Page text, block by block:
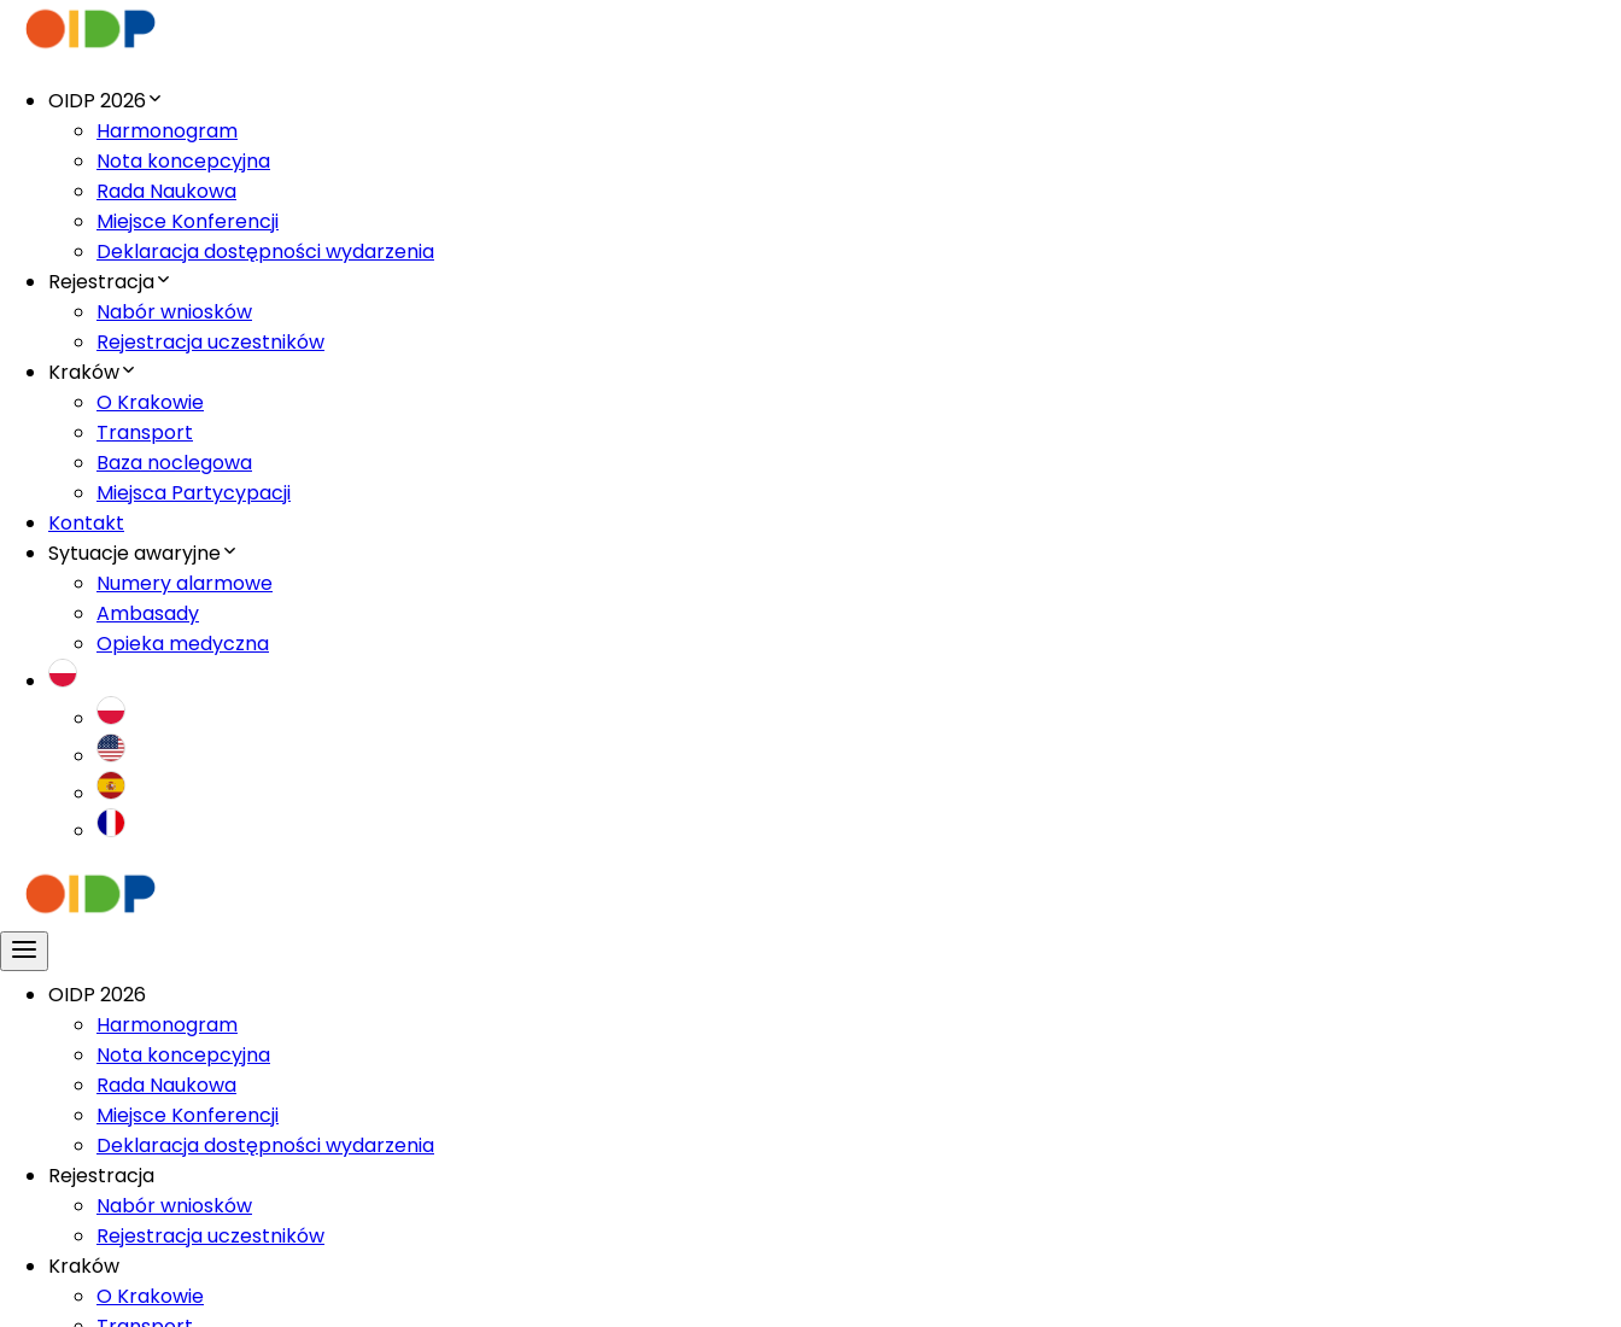
OIDP 2026
Harmonogram
Nota koncepcyjna
Rada Naukowa
Miejsce Konferencji
Deklaracja dostępności wydarzenia
Rejestracja
Nabór wniosków
Rejestracja uczestników
Kraków
O Krakowie
Transport
Baza noclegowa
Miejsca Partycypacji
Kontakt
Sytuacje awaryjne
Numery alarmowe
Ambasady
Opieka medyczna
OIDP 2026
Harmonogram
Nota koncepcyjna
Rada Naukowa
Miejsce Konferencji
Deklaracja dostępności wydarzenia
Rejestracja
Nabór wniosków
Rejestracja uczestników
Kraków
O Krakowie